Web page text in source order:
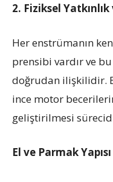
2. Fiziksel
Her enstrümanın
prensibi vardır ve
doğrudan ilişkilidir.
ince motor
geliştirilmesi
El ve Parmak Yapısı